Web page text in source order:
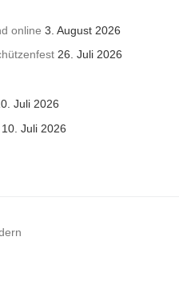
online 3. August 2026
26. Juli 2026
Juli 2026
10. Juli 2026